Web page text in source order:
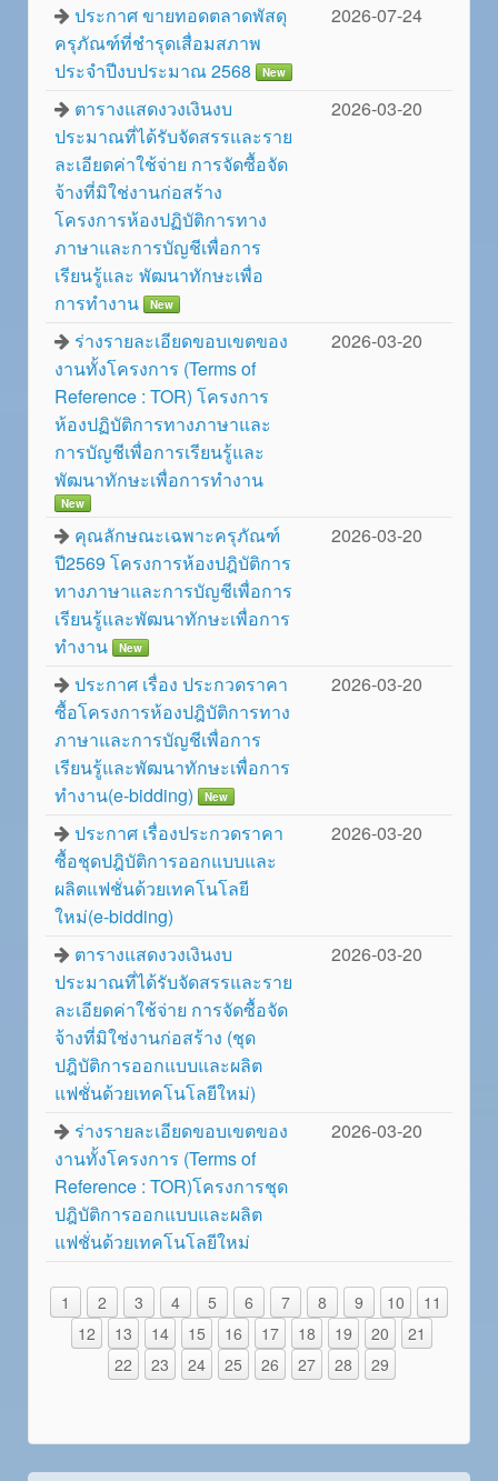
ประกาศ ขายทอดตลาดพัสดุ
ครุภัณฑ์ที่ชำรุดเสื่อมสภาพ
ประจำปีงบประมาณ 2568
New
2026-07-24
ตารางแสดงวงเงินงบ
ประมาณที่ได้รับจัดสรรและราย
ละเอียดค่าใช้จ่าย การจัดซื้อจัด
จ้างที่มิใช่งานก่อสร้าง
โครงการห้องปฏิบัติการทาง
ภาษาและการบัญชีเพื่อการ
เรียนรู้และ พัฒนาทักษะเพื่อ
การทำงาน
New
2026-03-20
ร่างรายละเอียดขอบเขตของ
งานทั้งโครงการ (Terms of
Reference : TOR) โครงการ
ห้องปฏิบัติการทางภาษาและ
การบัญชีเพื่อการเรียนรู้และ
พัฒนาทักษะเพื่อการทำงาน
New
2026-03-20
คุณลักษณะเฉพาะครุภัณฑ์
ปี2569 โครงการห้องปฎิบัติการ
ทางภาษาและการบัญชีเพื่อการ
เรียนรู้และพัฒนาทักษะเพื่อการ
ทำงาน
New
2026-03-20
ประกาศ เรื่อง ประกวดราคา
ซื้อโครงการห้องปฎิบัติการทาง
ภาษาและการบัญชีเพื่อการ
เรียนรู้และพัฒนาทักษะเพื่อการ
ทำงาน(e-bidding)
New
2026-03-20
ประกาศ เรื่องประกวดราคา
ซื้อชุดปฎิบัติการออกแบบและ
ผลิตแฟชั่นด้วยเทคโนโลยี
ใหม่(e-bidding)
2026-03-20
ตารางแสดงวงเงินงบ
ประมาณที่ได้รับจัดสรรและราย
ละเอียดค่าใช้จ่าย การจัดซื้อจัด
จ้างที่มิใช่งานก่อสร้าง (ชุด
ปฎิบัติการออกแบบและผลิต
แฟชั่นด้วยเทคโนโลยีใหม่)
2026-03-20
ร่างรายละเอียดขอบเขตของ
งานทั้งโครงการ (Terms of
Reference : TOR)โครงการชุด
ปฎิบัติการออกแบบและผลิต
แฟชั่นด้วยเทคโนโลยีใหม่
2026-03-20
1 2 3 4 5 6 7 8 9 10
11
12
13 14 15 16 17 18 19 20
21
22
23 24 25 26 27 28 29